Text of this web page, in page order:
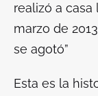
realizó a casa
marzo de
se agotó”
Esta es la